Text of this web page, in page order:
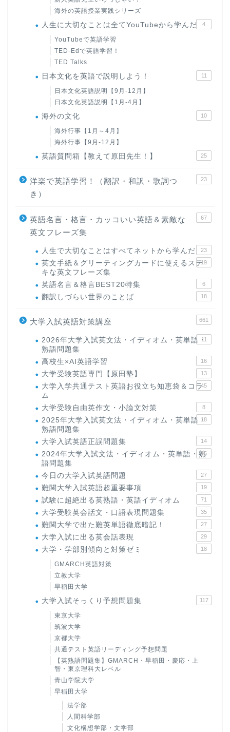
海外の英語授業実践シリーズ
人生に大切なことは全てYouTubeから学んだ 4
YouTubeで英語学習
TED-Edで英語学習！
TED Talks
日本文化を英語で説明しよう！ 11
日本文化英語説明【9月-12月】
日本文化英語説明【1月-4月】
海外の文化 10
海外行事【1月～4月】
海外行事【9月-12月】
英語質問箱【教えて原田先生！】 25
洋楽で英語学習！（翻訳・和訳・歌詞つ
き）
23
英語名言・格言・カッコいい英語＆素敵な
英文フレーズ集
67
人生で大切なことはすべてネットから学んだ 23
英文手紙＆グリーティングカードに使えるステ
キな英文フレーズ集
19
英語名言＆格言BEST20特集 6
翻訳しづらい世界のことば 18
大学入試英語対策講座 661
2026年大学入試英文法・イディオム・英単語・
熟語問題集
11
高校生×AI英語学習 16
大学受験英語専門【原田塾】 13
大学入学共通テスト英語お役立ち知恵袋＆コラ
ム
45
大学受験自由英作文・小論文対策 8
2025年大学入試英文法・イディオム・英単語・
熟語問題集
18
大学入試英語正誤問題集 14
2024年大学入試文法・イディオム・英単語・熟
語問題集
15
今日の大学入試英語問題 27
難関大学入試英語超重要事項 19
試験に超絶出る英熟語・英語イディオム 71
大学受験英会話文・口語表現問題集 35
難関大学で出た難英単語徹底暗記！ 27
大学入試に出る英会話表現 29
大学・学部別傾向と対策ゼミ 18
GMARCH英語対策
立教大学
早稲田大学
大学入試そっくり予想問題集 117
東京大学
筑波大学
京都大学
共通テスト英語リーディング予想問題
【英熟語問題集】GMARCH・早稲田・慶応・上
智・東京理科大レベル
青山学院大学
早稲田大学
法学部
人間科学部
文化構想学部・文学部